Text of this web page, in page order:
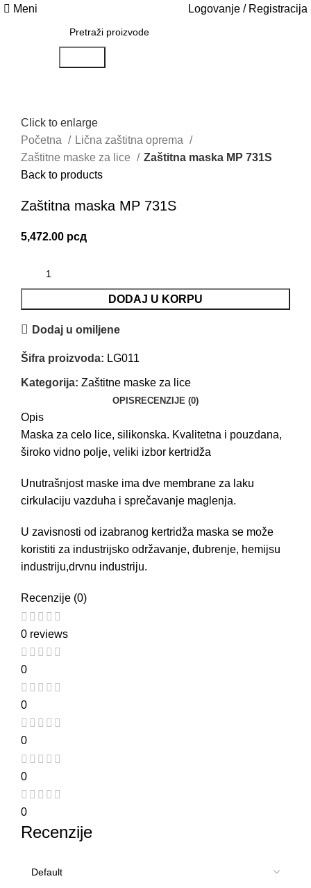
Meni Logovanje / Registracija
Click to enlarge
Početna
Lična zaštitna oprema
Zaštitne maske za lice
Zaštitna maska MP 731S
Back to products
Zaštitna maska MP 731S
5,472.00 рсд
DODAJ U KORPU
Dodaj u omiljene
Šifra proizvoda: LG011
Kategorija: Zaštitne maske za lice
OPIS RECENZIJE (0)
Opis
Maska za celo lice, silikonska. Kvalitetna i pouzdana,
široko vidno polje, veliki izbor kertridža
Unutrašnjost maske ima dve membrane za laku
cirkulaciju vazduha i sprečavanje maglenja.
U zavisnosti od izabranog kertridža maska se može
koristiti za industrijsko održavanje, đubrenje, hemijsu
industriju,drvnu industriju.
Recenzije (0)
0 reviews
0
0
0
0
0
Recenzije